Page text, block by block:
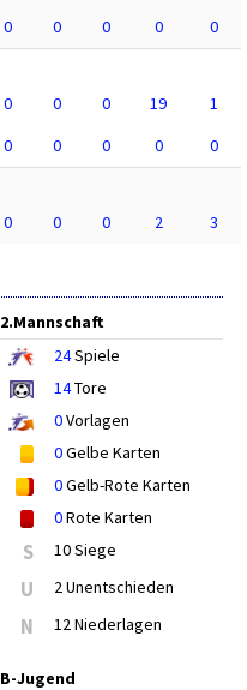
0 0 0 0
0
0 0 0 19
1
0 0 0 0
0
0 0 0 2 3
2.Mannschaft
24Spiele
14Tore
0Vorlagen
0Gelbe Karten
0Gelb-Rote Karten
0Rote Karten
S 10 Siege
U 2 Unentschieden
N 12 Niederlagen
B-Jugend